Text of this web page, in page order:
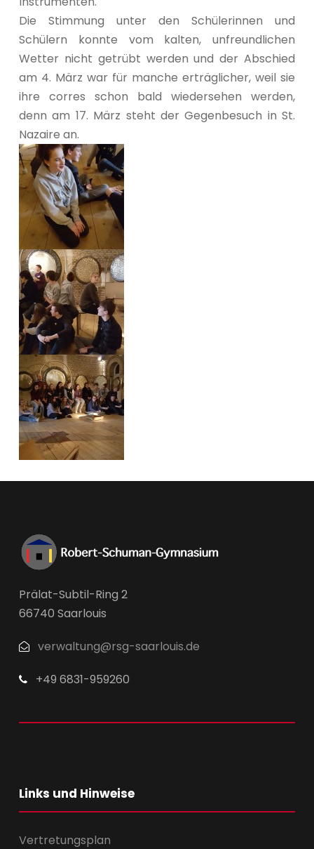
Die Stimmung unter den Schülerinnen und
Schülern konnte vom kalten, unfreundlichen
Wetter nicht getrübt werden und der Abschied
am 4. März war für manche erträglicher, weil sie
ihre corres schon bald wiedersehen werden,
denn am 17. März steht der Gegenbesuch in St.
Nazaire an.
Prälat-Subtil-Ring 2
66740 Saarlouis
verwaltung@rsg-saarlouis.de
+49 6831-959260
Links und Hinweise
Vertretungsplan